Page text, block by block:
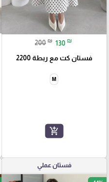
200 ₪ 130 ₪
فستان كت مع ربطة 2200
M
add_shopping_cart
فستان عملي